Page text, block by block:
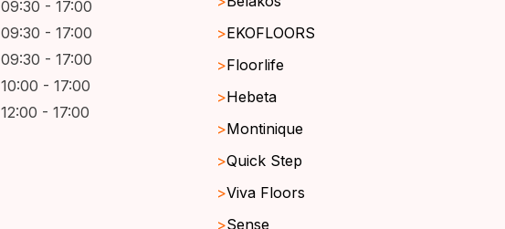
09:30 - 17:00
09:30 - 17:00
09:30 - 17:00
10:00 - 17:00
12:00 - 17:00
EKOFLOORS
Floorlife
Hebeta
Montinique
Quick Step
Viva Floors
Sense